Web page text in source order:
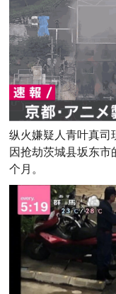
纵火嫌疑人青叶真司
因抢劫茨城县坂东市
个月。